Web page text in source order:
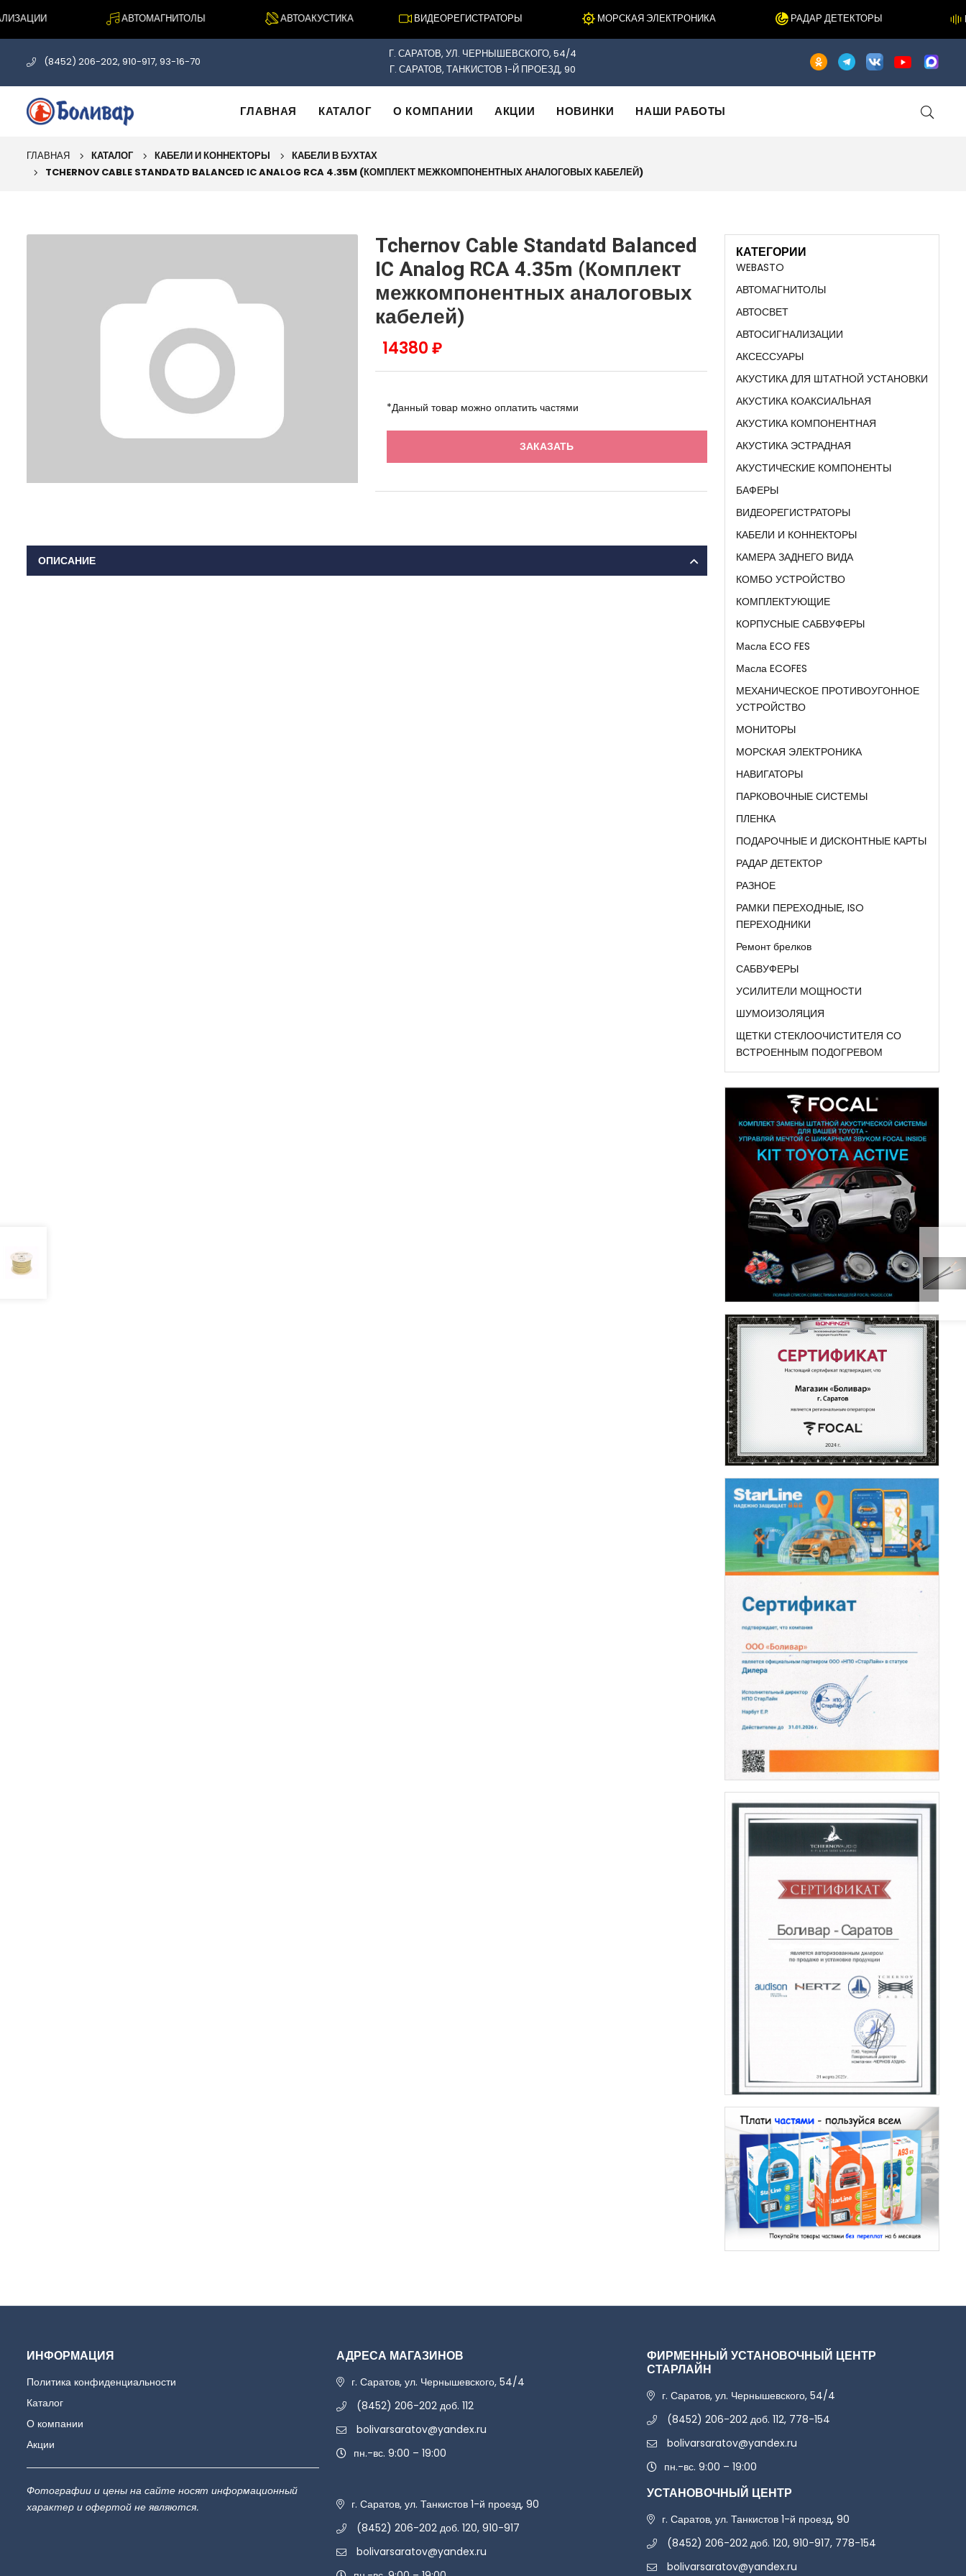
АВТОМАГНИТОЛЫ АВТОАКУСТИКА ВИДЕОРЕГИСТРАТОРЫ МОРСКАЯ ЭЛЕКТРОНИКА РАДАР ДЕТЕКТОРЫ
(8452) 206-202, 910-917, 93-16-70
Г. САРАТОВ, УЛ. ЧЕРНЫШЕВСКОГО, 54/4
Г. САРАТОВ, ТАНКИСТОВ 1-Й ПРОЕЗД, 90
ГЛАВНАЯ КАТАЛОГ О КОМПАНИИ АКЦИИ НОВИНКИ НАШИ РАБОТЫ
ГЛАВНАЯ КАТАЛОГ КАБЕЛИ И КОННЕКТОРЫ
КАБЕЛИ В БУХТАХ
TCHERNOV CABLE STANDATD BALANCED IC ANALOG RCA 4.35M (КОМПЛЕКТ МЕЖКОМПОНЕНТНЫХ АНАЛОГОВЫХ КАБЕЛЕЙ)
Tchernov Cable Standatd Balanced
IC Analog RCA 4.35m (Комплект
межкомпонентных аналоговых
кабелей)
14380 ₽
*Данный товар можно оплатить частями
ЗАКАЗАТЬ
ОПИСАНИЕ
КАТЕГОРИИ
WEBASTO
АВТОМАГНИТОЛЫ
АВТОСВЕТ
АВТОСИГНАЛИЗАЦИИ
АКСЕССУАРЫ
АКУСТИКА ДЛЯ ШТАТНОЙ УСТАНОВКИ
АКУСТИКА КОАКСИАЛЬНАЯ
АКУСТИКА КОМПОНЕНТНАЯ
АКУСТИКА ЭСТРАДНАЯ
АКУСТИЧЕСКИЕ КОМПОНЕНТЫ
БАФЕРЫ
ВИДЕОРЕГИСТРАТОРЫ
КАБЕЛИ И КОННЕКТОРЫ
КАМЕРА ЗАДНЕГО ВИДА
КОМБО УСТРОЙСТВО
КОМПЛЕКТУЮЩИЕ
КОРПУСНЫЕ САБВУФЕРЫ
Масла ECO FES
Масла ECOFES
МЕХАНИЧЕСКОЕ ПРОТИВОУГОННОЕ
УСТРОЙСТВО
МОНИТОРЫ
МОРСКАЯ ЭЛЕКТРОНИКА
НАВИГАТОРЫ
ПАРКОВОЧНЫЕ СИСТЕМЫ
ПЛЕНКА
ПОДАРОЧНЫЕ И ДИСКОНТНЫЕ КАРТЫ
РАДАР ДЕТЕКТОР
РАЗНОЕ
РАМКИ ПЕРЕХОДНЫЕ, ISO
ПЕРЕХОДНИКИ
Ремонт брелков
САБВУФЕРЫ
УСИЛИТЕЛИ МОЩНОСТИ
ШУМОИЗОЛЯЦИЯ
ЩЕТКИ СТЕКЛООЧИСТИТЕЛЯ СО
ВСТРОЕННЫМ ПОДОГРЕВОМ
ИНФОРМАЦИЯ
Политика конфиденциальности
Каталог
О компании
Акции
Фотографии и цены на сайте носят информационный
характер и офертой не являются.
АДРЕСА МАГАЗИНОВ
г. Саратов, ул. Чернышевского, 54/4
(8452) 206-202 доб. 112
bolivarsaratov@yandex.ru
пн.-вс. 9:00 – 19:00
г. Саратов, ул. Танкистов 1-й проезд, 90
(8452) 206-202 доб. 120, 910-917
bolivarsaratov@yandex.ru
ФИРМЕННЫЙ УСТАНОВОЧНЫЙ ЦЕНТР
СТАРЛАЙН
г. Саратов, ул. Чернышевского, 54/4
(8452) 206-202 доб. 112, 778-154
bolivarsaratov@yandex.ru
пн.-вс. 9:00 – 19:00
УСТАНОВОЧНЫЙ ЦЕНТР
г. Саратов, ул. Танкистов 1-й проезд, 90
(8452) 206-202 доб. 120, 910-917, 778-154
bolivarsaratov@yandex.ru